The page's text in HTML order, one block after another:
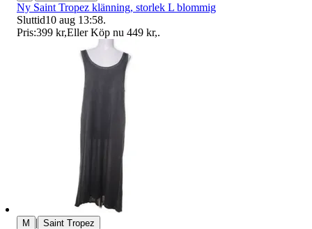
Ny Saint Tropez klänning, storlek L blommig
Sluttid10 aug 13:58.
Pris:399 kr,Eller Köp nu 449 kr,.
M | Saint Tropez